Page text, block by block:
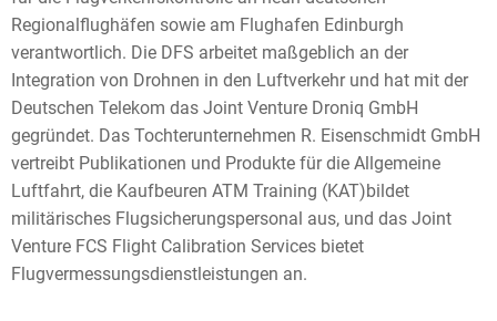
Regionalflughäfen sowie am Flughafen Edinburgh
verantwortlich. Die DFS arbeitet maßgeblich an der
Integration von Drohnen in den Luftverkehr und hat mit der
Deutschen Telekom das Joint Venture Droniq GmbH
gegründet. Das Tochterunternehmen R. Eisenschmidt GmbH
vertreibt Publikationen und Produkte für die Allgemeine
Luftfahrt, die Kaufbeuren ATM Training (KAT)bildet
militärisches Flugsicherungspersonal aus, und das Joint
Venture FCS Flight Calibration Services bietet
Flugvermessungsdienstleistungen an.